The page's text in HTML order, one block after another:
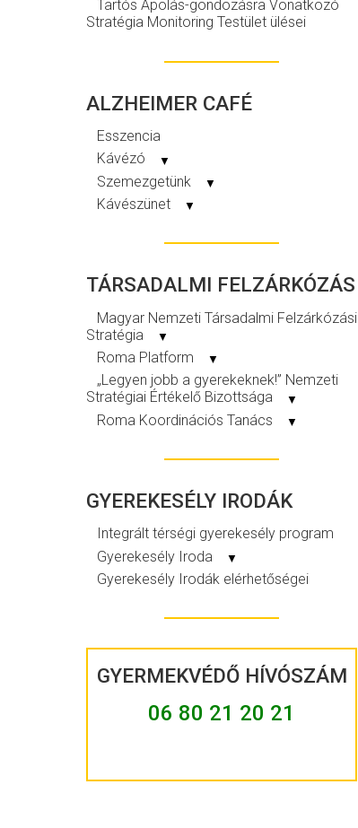
Tartós Ápolás-gondozásra Vonatkozó
Stratégia Monitoring Testület ülései
ALZHEIMER CAFÉ
Esszencia
Kávézó
▼
Szemezgetünk ▼
Kávészünet ▼
TÁRSADALMI FELZÁRKÓZÁS
Magyar Nemzeti Társadalmi Felzárkózási
Stratégia
▼
Roma Platform ▼
„Legyen jobb a gyerekeknek!” Nemzeti
Stratégiai Értékelő Bizottsága
▼
Roma Koordinációs Tanács ▼
GYEREKESÉLY IRODÁK
Integrált térségi gyerekesély program
Gyerekesély Iroda
▼
Gyerekesély Irodák elérhetőségei
GYERMEKVÉDŐ HÍVÓSZÁM
06 80 21 20 21